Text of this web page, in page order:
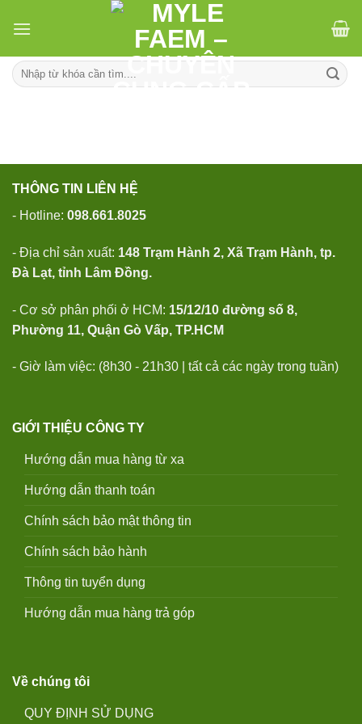
Tìm
kiếm:
THÔNG TIN LIÊN HỆ
- Hotline: 098.661.8025
- Địa chỉ sản xuất: 148 Trạm Hành 2, Xã Trạm Hành, tp.
Đà Lạt, tỉnh Lâm Đồng.
- Cơ sở phân phối ở HCM: 15/12/10 đường số 8,
Phường 11, Quận Gò Vấp, TP.HCM
- Giờ làm việc: (8h30 - 21h30 | tất cả các ngày trong tuần)
GIỚI THIỆU CÔNG TY
Hướng dẫn mua hàng từ xa
Hướng dẫn thanh toán
Chính sách bảo mật thông tin
Chính sách bảo hành
Thông tin tuyển dụng
Hướng dẫn mua hàng trả góp
Về chúng tôi
QUY ĐỊNH SỬ DỤNG